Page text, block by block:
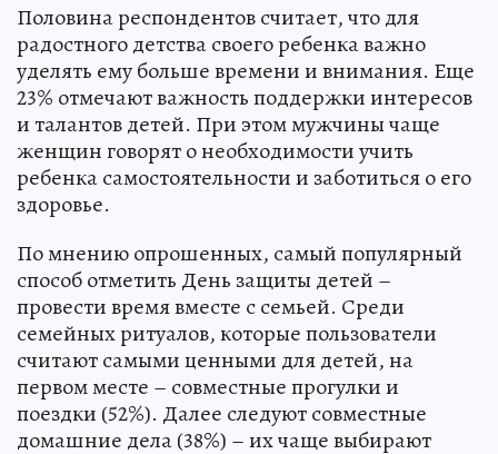
Половина респондентов считает, что для
радостного детства своего ребенка важно
уделять ему больше времени и внимания. Еще
23% отмечают важность поддержки интересов
и талантов детей. При этом мужчины чаще
женщин говорят о необходимости учить
ребенка самостоятельности и заботиться о его
здоровье.
По мнению опрошенных, самый популярный
способ отметить День защиты детей –
провести время вместе с семьей. Среди
семейных ритуалов, которые пользователи
считают самыми ценными для детей, на
первом месте – совместные прогулки и
поездки (52%). Далее следуют совместные
домашние дела (38%) – их чаще выбирают